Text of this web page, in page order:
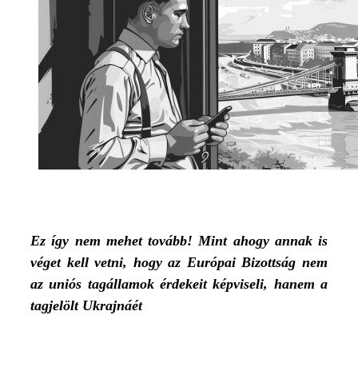
Ez így nem mehet tovább! Mint ahogy annak is
véget kell vetni, hogy az Európai Bizottság nem
az uniós tagállamok érdekeit képviseli, hanem a
tagjelölt Ukrajnáét